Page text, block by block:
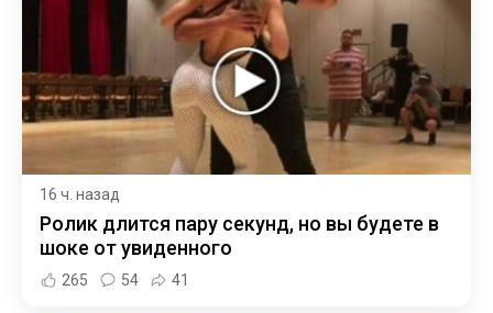
16 ч. назад
Ролик длится пару секунд, но вы будете в
шоке от увиденного
265 54 41